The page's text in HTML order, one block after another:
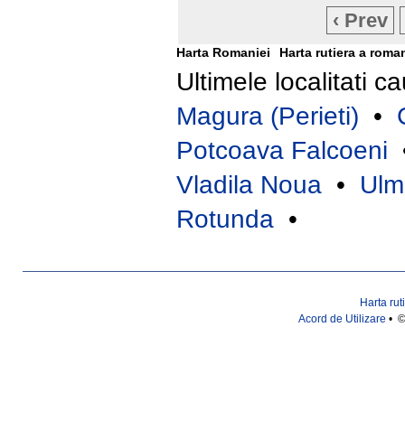
‹ Prev
Harta Romaniei Harta rutiera a
Ultimele localitati
Magura (Perieti) •
Potcoava Falcoeni
Vladila Noua •
Rotunda •
Harta
Acord de Utilizare •